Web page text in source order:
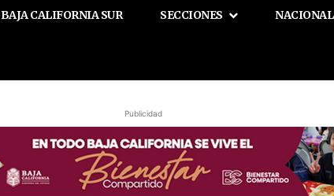
BAJA CALIFORNIA SUR SECCIONES NACIONAL
Publicidad